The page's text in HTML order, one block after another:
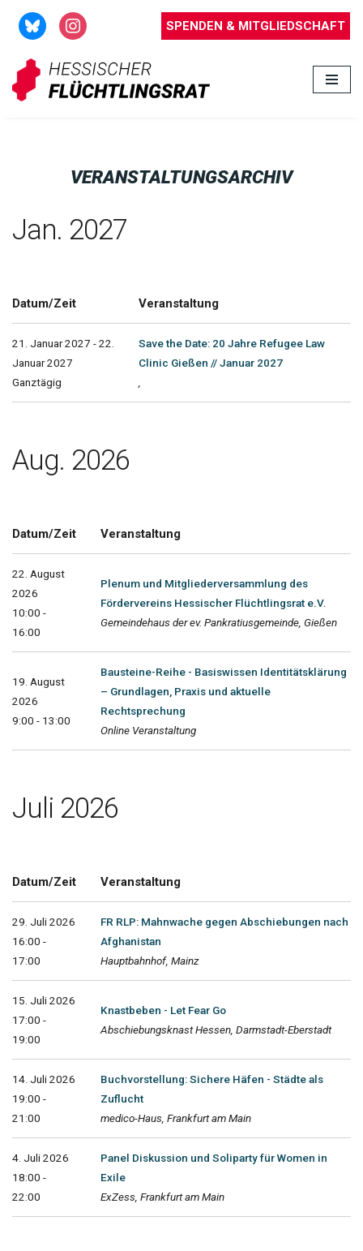
Zum
Inhalt
springen
SPENDEN & MITGLIEDSCHAFT
VERANSTALTUNGSARCHIV
Jan. 2027
Datum/Zeit Veranstaltung
21. Januar 2027 - 22.
Januar 2027
Ganztägig
Save the Date: 20 Jahre Refugee Law
Clinic Gießen // Januar 2027
Aug. 2026
Datum/Zeit Veranstaltung
22. August
2026
10:00 -
16:00
Plenum und Mitgliederversammlung des
Fördervereins Hessischer Flüchtlingsrat e.V.
Gemeindehaus der ev. Pankratiusgemeinde, Gießen
19. August
2026
9:00 - 13:00
Bausteine-Reihe - Basiswissen Identitätsklärung
– Grundlagen, Praxis und aktuelle
Rechtsprechung
Online Veranstaltung
Juli 2026
Datum/Zeit Veranstaltung
29. Juli 2026
16:00 -
17:00
FR RLP: Mahnwache gegen Abschiebungen nach
Afghanistan
Hauptbahnhof, Mainz
15. Juli 2026
17:00 -
19:00
Knastbeben - Let Fear Go
Abschiebungsknast Hessen, Darmstadt-Eberstadt
14. Juli 2026
19:00 -
21:00
Buchvorstellung: Sichere Häfen - Städte als
Zuflucht
medico-Haus, Frankfurt am Main
4. Juli 2026
18:00 -
22:00
Panel Diskussion und Soliparty für Women in
Exile
ExZess, Frankfurt am Main